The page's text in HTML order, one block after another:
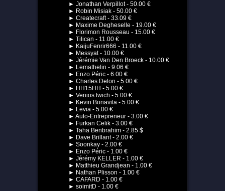
► Jonathan Verpillot - 50.00 €
► Robin Misiak - 50.00 €
► Createcraft - 33.09 €
► Maxime Degheselle - 19.00 €
► Florimon Rousseau - 15.00 €
► Tilican - 11.00 €
► KaijuFenrir666 - 11.00 €
► Messyat - 10.00 €
► Jérémie Van Den Broeck - 10.00 €
► Lemathelin - 9.06 €
► Enzo Péric - 6.00 €
► Charles Delon - 5.00 €
► HH15HH - 5.00 €
► Venios twich - 5.00 €
► Kevin Bonavita - 5.00 €
► Levia - 5.00 €
► Auto-Entrepreneur - 3.00 €
► Furkan Celik - 3.00 €
► Taha Benbrahim - 2.85 $
► Dave Brillant - 2.00 €
► Soonkay - 2.00 €
► Enzo Péric - 1.00 €
► Jérémy KELLER - 1.00 €
► Matthieu Grandjean - 1.00 €
► Nathan Plisson - 1.00 €
► CAFARD - 1.00 €
► soimitD - 1.00 €